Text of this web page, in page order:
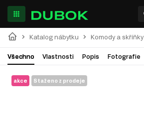
Katalog nábytku Komody a skříňky
Všechno Vlastnosti Popis Fotografie
akce Staženo z prodeje